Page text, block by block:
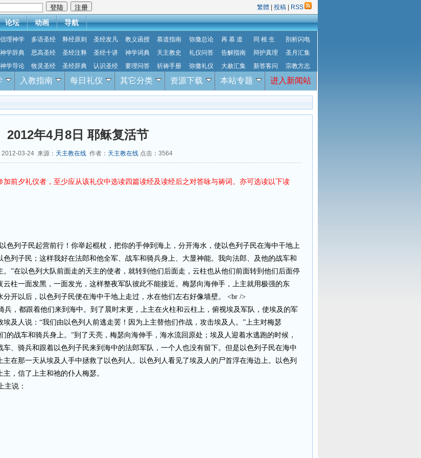
繁體 投稿 RSS
论坛 动画 导航
信理神学 多语圣经 释经原则 圣经发凡 教义函授 慕道指南 弥撒总论 再 慕 道 同 根 生
剖析闪电
神学辞典 思高圣经 圣经注释 圣经十讲 神学词典 天主教史 礼仪问答 告解指南 辩护真理
圣月汇集
神学导论 牧灵圣经 圣经辞典 认识圣经 要理问答 祈祷手册 弥撒礼仪 大赦汇集 新答客问 宗教方志
入教指南 每日礼仪 其它分类 资源下载 本站专题 进入新闻站
2012年4月8日 耶稣复活节
2012-03-24 来源： 天主教在线作者： 天主教在线点击： 3564
前夕礼仪者，至少应从该礼仪中选读四篇读经及读经后之对答咏与祷词。亦可选读以下读
色列子民起营前行！你举起棍杖，把你的手伸到海上，分开海水，使以色列子民在海中干地上
列子民；这样我好在法郎和他全军、战车和骑兵身上、大显神能。我向法郎、及他的战车和
”在以色列大队前面走的天主的使者，就转到他们后面走，云柱也从他们前面转到他们后面停
柱一面发黑，一面发光，这样整夜军队彼此不能接近。梅瑟向海伸手，上主就用极强的东
开以后，以色列子民便在海中干地上走过，水在他们左右好像墙壁。 <br />
兵，都跟着他们来到海中。到了晨时末更，上主在火柱和云柱上，俯视埃及军队，使埃及的军
及人说：“我们由以色列人前逃走罢！因为上主替他们作战，攻击埃及人。”上主对梅瑟
的战车和骑兵身上。”到了天亮，梅瑟向海伸手，海水流回原处；埃及人迎着水逃跑的时候，
车、骑兵和跟着以色列子民来到海中的法郎军队，一个人也没有留下。但是以色列子民在海中
在那一天从埃及人手中拯救了以色列人。以色列人看见了埃及人的尸首浮在海边上。以色列
，信了上主和祂的仆人梅瑟。
主说：